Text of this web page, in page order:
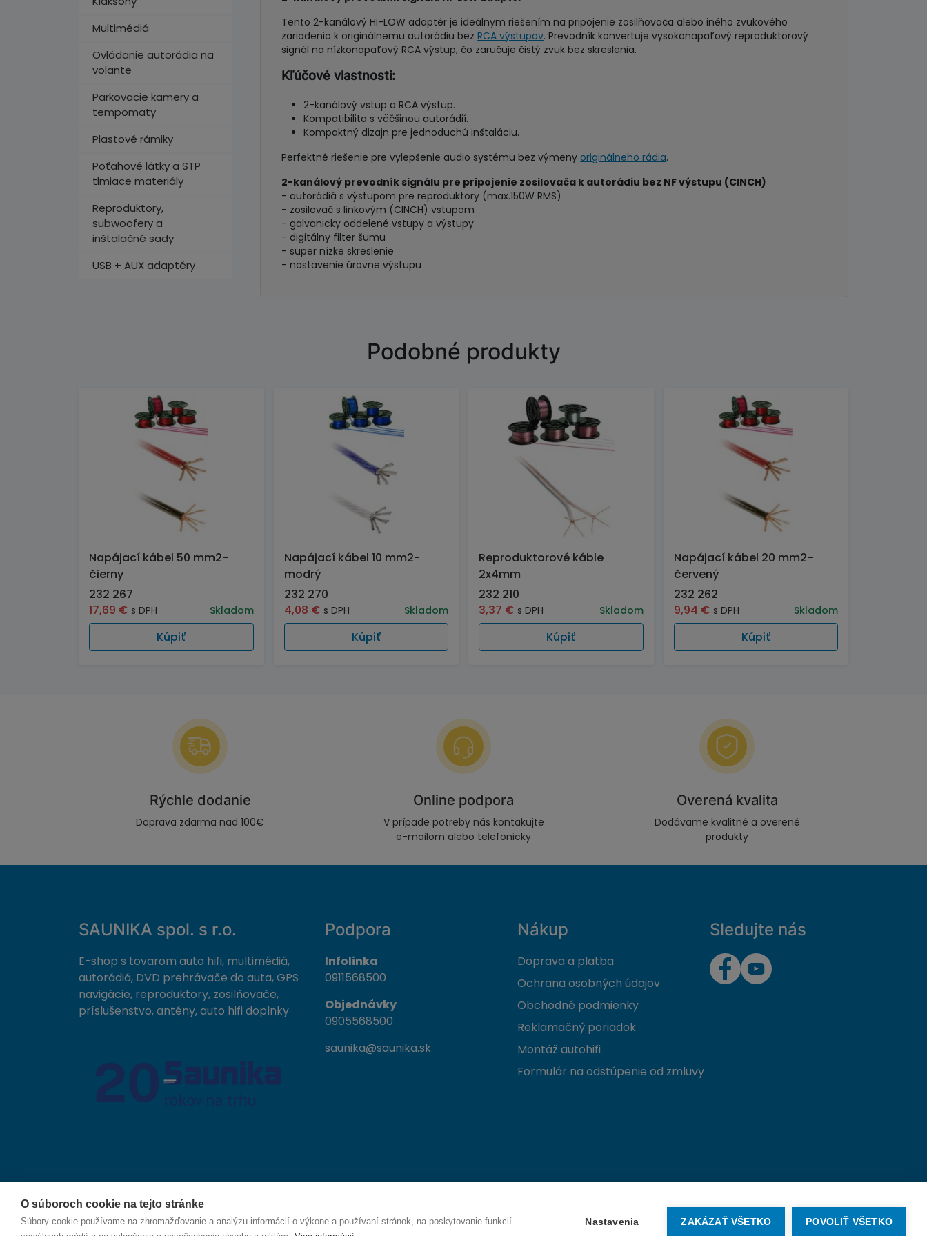
O súboroch cookie na tejto stránke
Súbory cookie používame na zhromažďovanie a analýzu informácií o výkone a používaní stránok, na poskytovanie funkcií
Nastavenia ZAKÁZAŤ VŠETKO POVOLIŤ VŠETKO
Multimédiá
Ovládanie autorádia na
volante
Parkovacie kamery a
tempomaty
Plastové rámiky
Poťahové látky a STP
tlmiace materiály
Reproduktory,
subwoofery a
inštalačné sady
USB + AUX adaptéry
Tento 2-kanálový Hi-LOW adaptér je ideálnym riešením na pripojenie zosilňovača alebo iného zvukového
zariadenia k originálnemu autorádiu bezRCA výstupov. Prevodník konvertuje vysokonapäťový reproduktorový
signál na nízkonapäťový RCA výstup, čo zaručuje čistý zvuk bez skreslenia.
Kľúčové vlastnosti:
2-kanálový vstup a RCA výstup.
Kompatibilita s väčšinou autorádií.
Kompaktný dizajn pre jednoduchú inštaláciu.
Perfektné riešenie pre vylepšenie audio systému bez výmeny originálneho rádia.
2-kanálový prevodník signálu pre pripojenie zosilovača k autorádiu bez NF výstupu (CINCH)
- autorádiá s výstupom pre reproduktory (max.150W RMS)
- zosilovač s linkovým (CINCH) vstupom
- galvanicky oddelené vstupy a výstupy
- digitálny filter šumu
- super nízke skreslenie
- nastavenie úrovne výstupu
Podobné produkty
Napájací kábel 50 mm2-
čierny
232 267
17,69 € s DPH Skladom
Kúpiť
Napájací kábel 10 mm2-
modrý
232 270
4,08 € s DPH Skladom
Kúpiť
Reproduktorové káble
2x4mm
232 210
3,37 € s DPH Skladom
Kúpiť
Napájací kábel 20 mm2-
červený
232 262
9,94 € s DPH Skladom
Kúpiť
Rýchle dodanie
Doprava zdarma nad 100€
Online podpora
V prípade potreby nás kontakujte
e-mailom alebo telefonicky
Overená kvalita
Dodávame kvalitné a overené
produkty
SAUNIKA spol. s r.o.
E-shop s tovarom auto hifi, multimédiá,
autorádiá, DVD prehrávače do auta, GPS
navigácie, reproduktory, zosilňovače,
príslušenstvo, antény, auto hifi doplnky
Podpora
Infolinka
0911568500
Objednávky
0905568500
saunika@saunika.sk
Nákup
Doprava a platba
Ochrana osobných údajov
Obchodné podmienky
Reklamačný poriadok
Montáž autohifi
Formulár na odstúpenie od zmluvy
Sledujte nás
© 2026 SAUNIKA spol. s r.o. Zlatovská 1783, 911 05 Trenčín Vytvorené na mieru oddenva.sk